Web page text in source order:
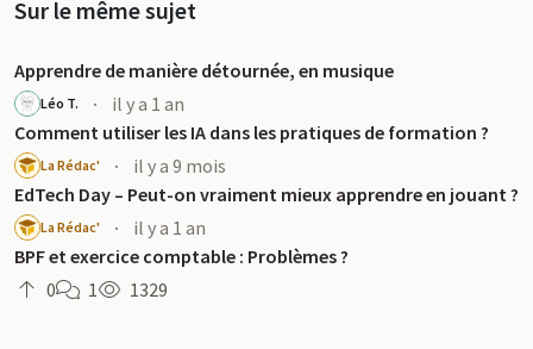
Sur le même sujet
Apprendre de manière détournée, en musique
Léo T. ·
il y a 1 an
Comment utiliser les IA dans les pratiques de formation ?
La Rédac' ·
il y a 9 mois
EdTech Day – Peut-on vraiment mieux apprendre en jouant ?
La Rédac' ·
il y a 1 an
BPF et exercice comptable : Problèmes ?
0
1 1329